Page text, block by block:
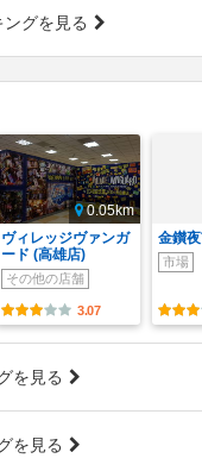
グを見る
0.05km
ヴィレッジヴァンガ
ード (高雄店)
その他の店舗
3.07
金鑚
市場
を見る
を見る